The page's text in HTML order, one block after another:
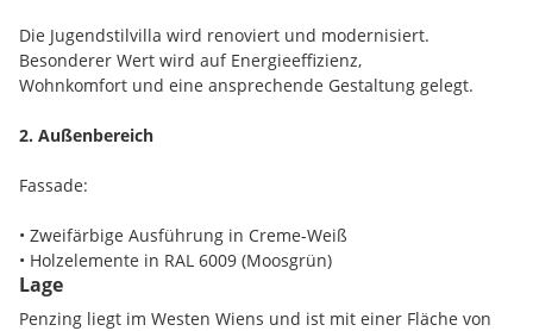
Die Jugendstilvilla wird renoviert und modernisiert.
Besonderer Wert wird auf Energieeffizienz,
Wohnkomfort und eine ansprechende Gestaltung gelegt.
2. Außenbereich
Fassade:
• Zweifärbige Ausführung in Creme-Weiß
• Holzelemente in RAL 6009 (Moosgrün)
Zufahrt und Carports:
Lage
Penzing liegt im Westen Wiens und ist mit einer Fläche von